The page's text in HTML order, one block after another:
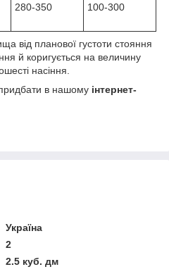
280-350 100-300
від планової густоти стояння
й коригується на величину
насіння.
в нашому інтернет-
Україна
2
2.5 куб. дм